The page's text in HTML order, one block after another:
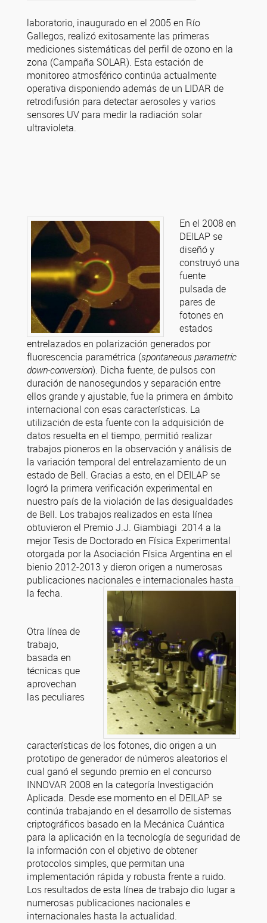
laboratorio, inaugurado en el 2005 en Río
Gallegos, realizó exitosamente las primeras
mediciones sistemáticas del perfil de ozono en la
zona (Campaña SOLAR). Esta estación de
monitoreo atmosférico continúa actualmente
operativa disponiendo además de un LIDAR de
retrodifusión para detectar aerosoles y varios
sensores UV para medir la radiación solar
ultravioleta.
En el 2008 en
DEILAP se
diseñó y
construyó una
fuente
pulsada de
pares de
fotones en
estados
entrelazados en polarización generados por
fluorescencia paramétrica (spontaneous parametric
down-conversion). Dicha fuente, de pulsos con
duración de nanosegundos y separación entre
ellos grande y ajustable, fue la primera en ámbito
internacional con esas características. La
utilización de esta fuente con la adquisición de
datos resuelta en el tiempo, permitió realizar
trabajos pioneros en la observación y análisis de
la variación temporal del entrelazamiento de un
estado de Bell. Gracias a esto, en el DEILAP se
logró la primera verificación experimental en
nuestro país de la violación de las desigualdades
de Bell. Los trabajos realizados en esta línea
obtuvieron el Premio J.J. Giambiagi 2014 a la
mejor Tesis de Doctorado en Física Experimental
otorgada por la Asociación Física Argentina en el
bienio 2012-2013 y dieron origen a numerosas
publicaciones nacionales e internacionales hasta
la fecha.
Otra línea de
trabajo,
basada en
técnicas que
aprovechan
las peculiares
características de los fotones, dio origen a un
prototipo de generador de números aleatorios el
cual ganó el segundo premio en el concurso
INNOVAR 2008 en la categoría Investigación
Aplicada. Desde ese momento en el DEILAP se
continúa trabajando en el desarrollo de sistemas
criptográficos basado en la Mecánica Cuántica
para la aplicación en la tecnología de seguridad de
la información con el objetivo de obtener
protocolos simples, que permitan una
implementación rápida y robusta frente a ruido.
Los resultados de esta línea de trabajo dio lugar a
numerosas publicaciones nacionales e
internacionales hasta la actualidad.